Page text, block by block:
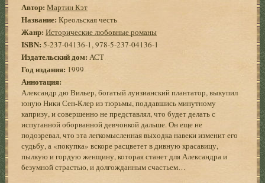
Автор: Мартин Кэт
Название: Креольская честь
Жанр: Исторические любовные романы
ISBN: 5-237-04136-1, 978-5-237-04136-1
Издательский дом:АСТ
Год издания: 1999
Аннотация:
Александр дю Вильер, богатый луизианский плантатор, выкупил
юную Ники Сен-Клер из тюрьмы, поддавшись минутному
капризу, и совершенно не представлял, что будет делать с
испуганной оборванной девчонкой дальше. Он еще не
подозревал, что эта легкомысленная выходка навеки изменит его
судьбу, а «покупка» вскоре расцветет в дивную красавицу,
пылкую и гордую женщину, которая станет для Александра и
безумной страстью, и долгожданным счастьем…